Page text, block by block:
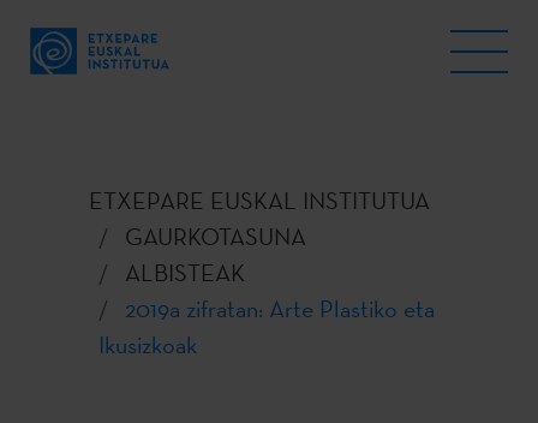
ETXEPARE EUSKAL INSTITUTUA
GAURKOTASUNA
ALBISTEAK
2019a zifratan: Arte Plastiko eta
Ikusizkoak